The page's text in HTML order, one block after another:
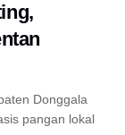
Donggala
pangan lokal